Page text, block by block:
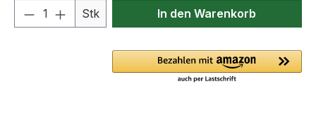
Produkt Anzahl: Gib den
Stk In den Warenkorb